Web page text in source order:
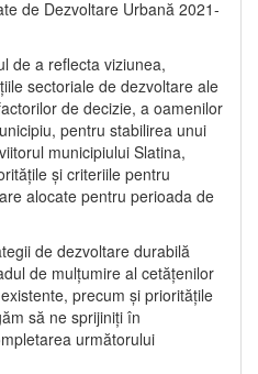
de Dezvoltare Urbană 2021‐
de a reflecta viziunea,
sectoriale de dezvoltare ale
de decizie, a oamenilor
pentru stabilirea unui
municipiului Slatina,
și criteriile pentru
alocate pentru perioada de
de dezvoltare durabilă
de mulțumire al cetățenilor
precum și prioritățile
să ne sprijiniți în
următorului